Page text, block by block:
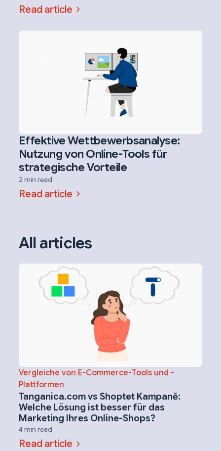
Read article
Effektive Wettbewerbsanalyse:
Nutzung von Online-Tools für
strategische Vorteile
2 min read
Read article
All articles
Vergleiche von E-Commerce-Tools und -
Plattformen
Tanganica.com vs Shoptet Kampaně:
Welche Lösung ist besser für das
Marketing Ihres Online-Shops?
4 min read
Read article